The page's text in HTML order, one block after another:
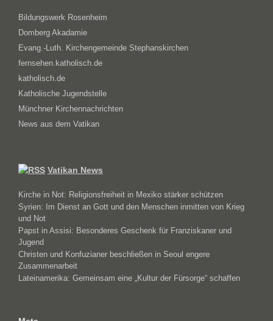
Bildungswerk Rosenheim
Domberg Akadamie
Evang.-Luth. Kirchengemeinde Stephanskirchen
fernsehen.katholisch.de
katholisch.de
Katholische Jugendstelle
Münchner Kirchennachrichten
News aus dem Vatikan
Vatikan News
Kirche in Not: Religionsfreiheit in Mexiko stärker schützen
Syrien: Im Dienst an Gott und den Menschen inmitten von Krieg
und Not
Papst in Assisi: Besonderes Geschenk für Franziskaner und
Jugend
Christen und Konfuzianer beschließen in Seoul engere
Zusammenarbeit
Lateinamerika: Gemeinsam eine „Kultur der Fürsorge“ schaffen